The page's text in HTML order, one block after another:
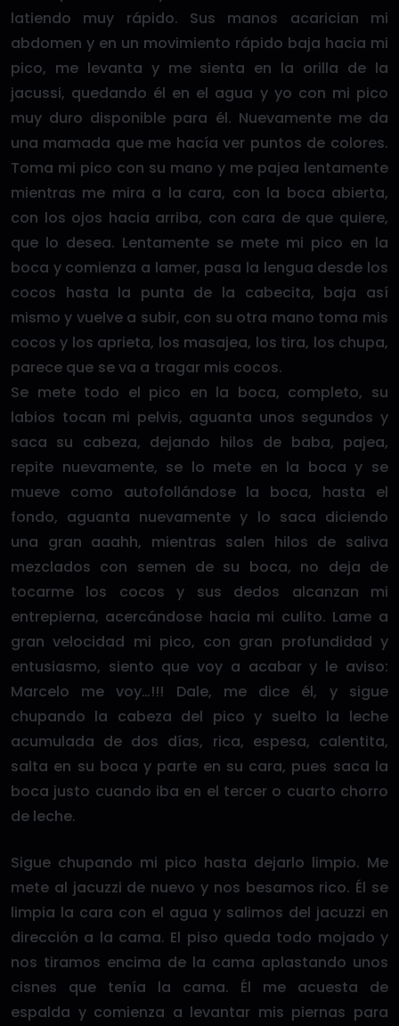
latiendo muy rápido. Sus manos acarician mi
abdomen y en un movimiento rápido baja hacia mi
pico, me levanta y me sienta en la orilla de la
jacussi, quedando él en el agua y yo con mi pico
muy duro disponible para él. Nuevamente me da
una mamada que me hacía ver puntos de colores.
Toma mi pico con su mano y me pajea lentamente
mientras me mira a la cara, con la boca abierta,
con los ojos hacia arriba, con cara de que quiere,
que lo desea. Lentamente se mete mi pico en la
boca y comienza a lamer, pasa la lengua desde los
cocos hasta la punta de la cabecita, baja así
mismo y vuelve a subir, con su otra mano toma mis
cocos y los aprieta, los masajea, los tira, los chupa,
parece que se va a tragar mis cocos.
Se mete todo el pico en la boca, completo, su
labios tocan mi pelvis, aguanta unos segundos y
saca su cabeza, dejando hilos de baba, pajea,
repite nuevamente, se lo mete en la boca y se
mueve como autofollándose la boca, hasta el
fondo, aguanta nuevamente y lo saca diciendo
una gran aaahh, mientras salen hilos de saliva
mezclados con semen de su boca, no deja de
tocarme los cocos y sus dedos alcanzan mi
entrepierna, acercándose hacia mi culito. Lame a
gran velocidad mi pico, con gran profundidad y
entusiasmo, siento que voy a acabar y le aviso:
Marcelo me voy…!!! Dale, me dice él, y sigue
chupando la cabeza del pico y suelto la leche
acumulada de dos días, rica, espesa, calentita,
salta en su boca y parte en su cara, pues saca la
boca justo cuando iba en el tercer o cuarto chorro
de leche.
Sigue chupando mi pico hasta dejarlo limpio. Me
mete al jacuzzi de nuevo y nos besamos rico. Él se
limpia la cara con el agua y salimos del jacuzzi en
dirección a la cama. El piso queda todo mojado y
nos tiramos encima de la cama aplastando unos
cisnes que tenía la cama. Él me acuesta de
espalda y comienza a levantar mis piernas para